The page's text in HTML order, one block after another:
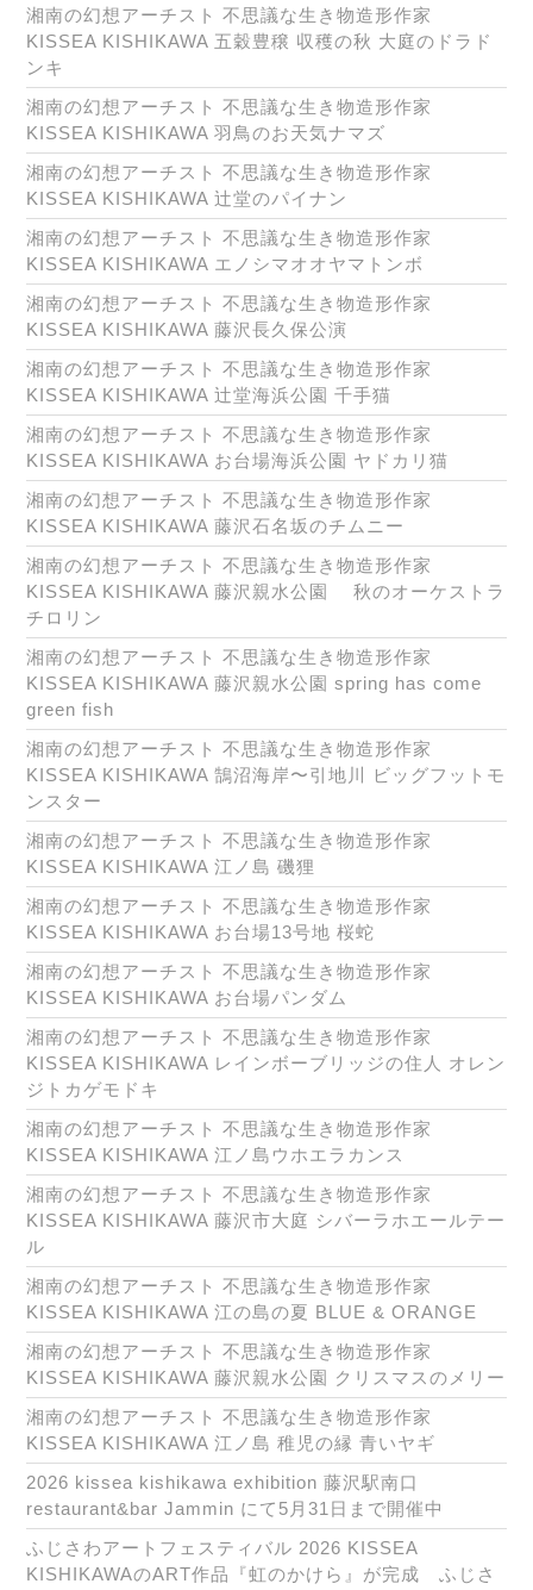
湘南の幻想アーチスト 不思議な生き物造形作家
KISSEA KISHIKAWA 五穀豊穣 収穫の秋 大庭のドラド
ンキ
湘南の幻想アーチスト 不思議な生き物造形作家
KISSEA KISHIKAWA 羽鳥のお天気ナマズ
湘南の幻想アーチスト 不思議な生き物造形作家
KISSEA KISHIKAWA 辻堂のパイナン
湘南の幻想アーチスト 不思議な生き物造形作家
KISSEA KISHIKAWA エノシマオオヤマトンボ
湘南の幻想アーチスト 不思議な生き物造形作家
KISSEA KISHIKAWA 藤沢長久保公演
湘南の幻想アーチスト 不思議な生き物造形作家
KISSEA KISHIKAWA 辻堂海浜公園 千手猫
湘南の幻想アーチスト 不思議な生き物造形作家
KISSEA KISHIKAWA お台場海浜公園 ヤドカリ猫
湘南の幻想アーチスト 不思議な生き物造形作家
KISSEA KISHIKAWA 藤沢石名坂のチムニー
湘南の幻想アーチスト 不思議な生き物造形作家
KISSEA KISHIKAWA 藤沢親水公園 秋のオーケストラ
チロリン
湘南の幻想アーチスト 不思議な生き物造形作家
KISSEA KISHIKAWA 藤沢親水公園 spring has come
green fish
湘南の幻想アーチスト 不思議な生き物造形作家
KISSEA KISHIKAWA 鵠沼海岸〜引地川 ビッグフットモ
ンスター
湘南の幻想アーチスト 不思議な生き物造形作家
KISSEA KISHIKAWA 江ノ島 磯狸
湘南の幻想アーチスト 不思議な生き物造形作家
KISSEA KISHIKAWA お台場13号地 桜蛇
湘南の幻想アーチスト 不思議な生き物造形作家
KISSEA KISHIKAWA お台場パンダム
湘南の幻想アーチスト 不思議な生き物造形作家
KISSEA KISHIKAWA レインボーブリッジの住人 オレン
ジトカゲモドキ
湘南の幻想アーチスト 不思議な生き物造形作家
KISSEA KISHIKAWA 江ノ島ウホエラカンス
湘南の幻想アーチスト 不思議な生き物造形作家
KISSEA KISHIKAWA 藤沢市大庭 シバーラホエールテー
ル
湘南の幻想アーチスト 不思議な生き物造形作家
KISSEA KISHIKAWA 江の島の夏 BLUE & ORANGE
湘南の幻想アーチスト 不思議な生き物造形作家
KISSEA KISHIKAWA 藤沢親水公園 クリスマスのメリー
湘南の幻想アーチスト 不思議な生き物造形作家
KISSEA KISHIKAWA 江ノ島 稚児の縁 青いヤギ
2026 kissea kishikawa exhibition 藤沢駅南口
restaurant&bar Jammin にて5月31日まで開催中
ふじさわアートフェスティバル 2026 KISSEA
KISHIKAWAのART作品『虹のかけら』が完成 ふじさ